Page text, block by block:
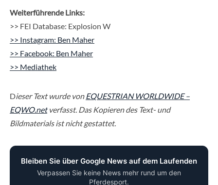
Weiterführende Links:
>> FEI Database: Explosion W
>> Instagram: Ben Maher
>> Facebook: Ben Maher
>> Mediathek
Dieser Text wurde vonEQUESTRIAN WORLDWIDE –
EQWO.netverfasst. Das Kopieren des Text- und
Bildmaterials ist nicht gestattet.
Bleiben Sie über Google News auf dem Laufenden
Verpassen Sie keine News mehr rund um den
Pferdesport.